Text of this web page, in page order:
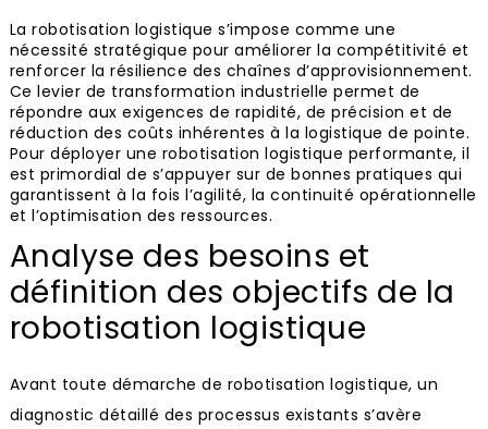
La robotisation logistique s’impose comme une
nécessité stratégique pour améliorer la compétitivité et
renforcer la résilience des chaînes d’approvisionnement.
Ce levier de transformation industrielle permet de
répondre aux exigences de rapidité, de précision et de
réduction des coûts inhérentes à la logistique de pointe.
Pour déployer une robotisation logistique performante, il
est primordial de s’appuyer sur de bonnes pratiques qui
garantissent à la fois l’agilité, la continuité opérationnelle
et l’optimisation des ressources.
Analyse des besoins et
définition des objectifs de la
robotisation logistique
Avant toute démarche de robotisation logistique, un
diagnostic détaillé des processus existants s’avère